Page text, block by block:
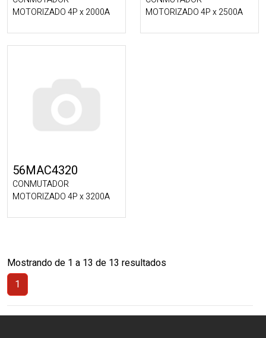
MOTORIZADO 4P x 2000A
MOTORIZADO 4P x 2500A
56MAC4320
CONMUTADOR
MOTORIZADO 4P x 3200A
Mostrando de 1 a 13 de 13 resultados
1
(Actual)